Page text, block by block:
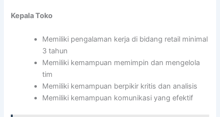
Kepala Toko
Memiliki pengalaman kerja di bidang retail minimal
3 tahun
Memiliki kemampuan memimpin dan mengelola
tim
Memiliki kemampuan berpikir kritis dan analisis
Memiliki kemampuan komunikasi yang efektif